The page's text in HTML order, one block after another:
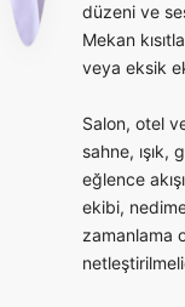
düzeni ve
Mekan
veya eksik
Salon, otel
sahne, ışık,
eğlence
ekibi,
zamanlama